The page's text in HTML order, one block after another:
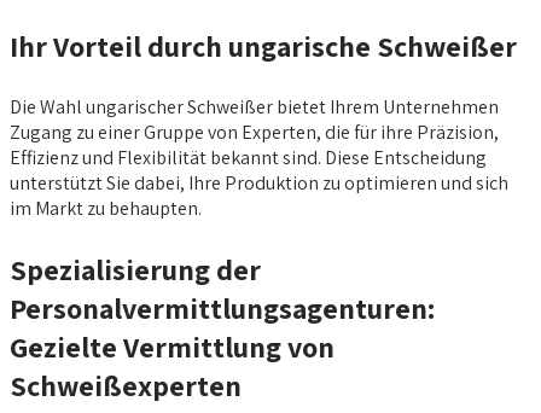
Ihr Vorteil durch ungarische Schweißer
Die Wahl ungarischer Schweißer bietet Ihrem Unternehmen
Zugang zu einer Gruppe von Experten, die für ihre Präzision,
Effizienz und Flexibilität bekannt sind. Diese Entscheidung
unterstützt Sie dabei, Ihre Produktion zu optimieren und sich
im Markt zu behaupten.
Spezialisierung der
Personalvermittlungsagenturen:
Gezielte Vermittlung von
Schweißexperten